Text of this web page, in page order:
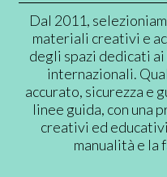
Dal 2011,
materiali creativi e
degli spazi dedicati
internazionali.
accurato, sicurezza e
linee guida, con una
creativi ed
manualità e la